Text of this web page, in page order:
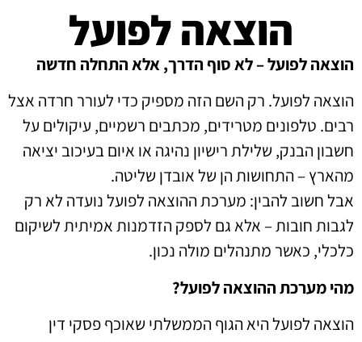
הוצאה לפועל
הוצאה לפועל – לא סוף הדרך, אלא התחלה חדשה
הוצאה לפועל. רק השם הזה מספיק כדי לעורר חרדה אצל
רבים. טלפונים מטרידים, מכתבים רשמיים, עיקולים על
חשבון הבנק, שלילת רישיון נהיגה או איום בעיכוב יציאה
מהארץ – התחושות הן של אובדן שליטה.
אבל חשוב להבין: מערכת ההוצאה לפועל נועדה לא רק
לגבות חובות – אלא גם לספק הזדמנות אמיתית לשיקום
כלכלי, כאשר מתנהלים מולה נכון.
מהי מערכת ההוצאה לפועל?
הוצאה לפועל היא הגוף הממשלתי שאוכף פסקי דין